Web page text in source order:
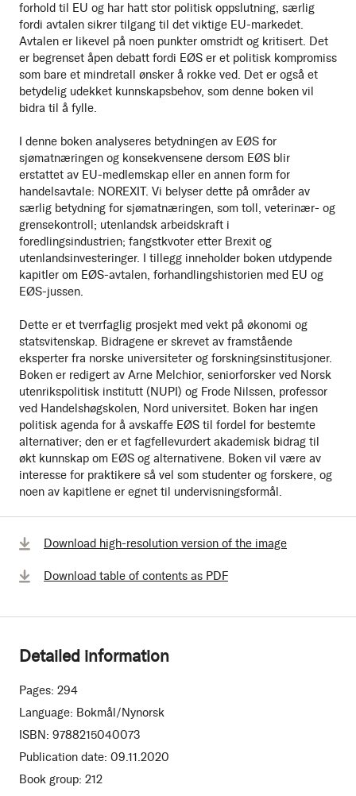
forhold til EU og har hatt stor politisk oppslutning, særlig
fordi avtalen sikrer tilgang til det viktige EU-markedet.
Avtalen er likevel på noen punkter omstridt og kritisert. Det
er begrenset åpen debatt fordi EØS er et politisk kompromiss
som bare et mindretall ønsker å rokke ved. Det er også et
betydelig udekket kunnskapsbehov, som denne boken vil
bidra til å fylle.
I denne boken analyseres betydningen av EØS for
sjømatnæringen og konsekvensene dersom EØS blir
erstattet av EU-medlemskap eller en annen form for
handelsavtale: NOREXIT. Vi belyser dette på områder av
særlig betydning for sjømatnæringen, som toll, veterinær- og
grensekontroll; utenlandsk arbeidskraft i
foredlingsindustrien; fangstkvoter etter Brexit og
utenlandsinvesteringer. I tillegg inneholder boken utdypende
kapitler om EØS-avtalen, forhandlingshistorien med EU og
EØS-jussen.
Dette er et tverrfaglig prosjekt med vekt på økonomi og
statsvitenskap. Bidragene er skrevet av framstående
eksperter fra norske universiteter og forskningsinstitusjoner.
Boken er redigert av Arne Melchior, seniorforsker ved Norsk
utenrikspolitisk institutt (NUPI) og Frode Nilssen, professor
ved Handelshøgskolen, Nord universitet. Boken har ingen
politisk agenda for å avskaffe EØS til fordel for bestemte
alternativer; den er et fagfellevurdert akademisk bidrag til
økt kunnskap om EØS og alternativene. Boken vil være av
interesse for praktikere så vel som studenter og forskere, og
noen av kapitlene er egnet til undervisningsformål.
Download high-resolution version of the image
Download table of contents as PDF
Detailed information
Pages: 294
Language: Bokmål/Nynorsk
ISBN: 9788215040073
Publication date: 09.11.2020
Book group: 212